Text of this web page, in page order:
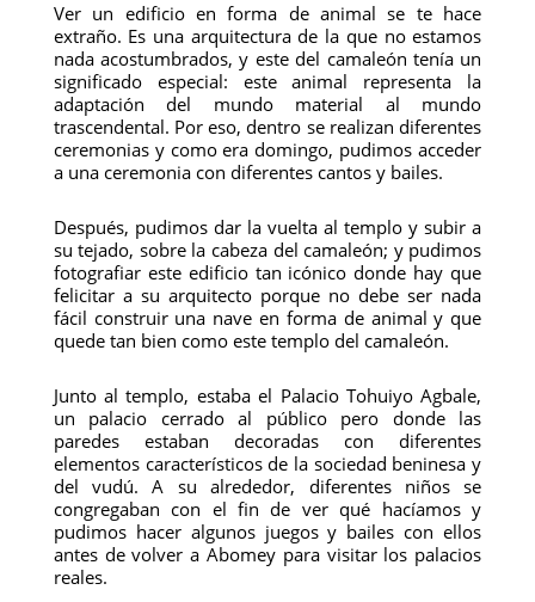
Ver un edificio en forma de animal se te hace
extraño. Es una arquitectura de la que no estamos
nada acostumbrados, y este del camaleón tenía un
significado especial: este animal representa la
adaptación del mundo material al mundo
trascendental. Por eso, dentro se realizan diferentes
ceremonias y como era domingo, pudimos acceder
a una ceremonia con diferentes cantos y bailes.
Después, pudimos dar la vuelta al templo y subir a
su tejado, sobre la cabeza del camaleón; y pudimos
fotografiar este edificio tan icónico donde hay que
felicitar a su arquitecto porque no debe ser nada
fácil construir una nave en forma de animal y que
quede tan bien como este templo del camaleón.
Junto al templo, estaba el Palacio Tohuiyo Agbale,
un palacio cerrado al público pero donde las
paredes estaban decoradas con diferentes
elementos característicos de la sociedad beninesa y
del vudú. A su alrededor, diferentes niños se
congregaban con el fin de ver qué hacíamos y
pudimos hacer algunos juegos y bailes con ellos
antes de volver a Abomey para visitar los palacios
reales.